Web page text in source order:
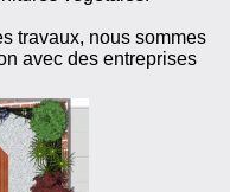
travaux, nous sommes
avec des entreprises